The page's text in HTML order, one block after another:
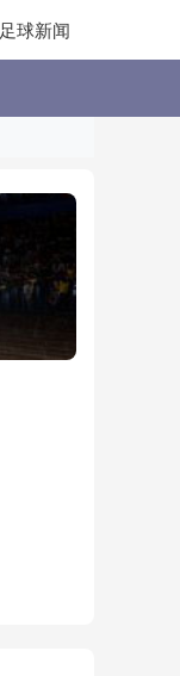
足球新闻